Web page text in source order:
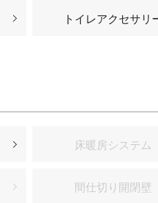
トイレアクセサリ
床暖房システム
間仕切り開閉壁